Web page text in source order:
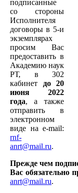
подписанные
со стороны
Исполнителя
договоры в 5-и
экземплярах
просим Вас
предоставить в
Академию наук
РТ, в 302
кабинет до 20
июня 2022
года, а также
отправить в
электронном
виде на e-mail:
rnf-
anrt@mail.ru.
Прежде чем
Вас обязательно
anrt@mail.ru.